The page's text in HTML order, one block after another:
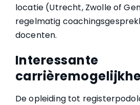
locatie (Utrecht, Zwolle of
regelmatig
docenten.
Interessante
De opleiding tot